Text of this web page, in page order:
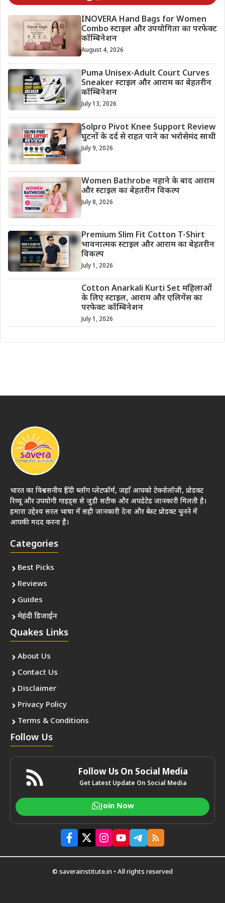
INOVERA Hand Bags for Women
Combo स्टाइल और उपयोगिता का परफेक्ट
कॉम्बिनेशन
August 4, 2026
Puma Unisex-Adult Court Curves
Sneaker स्टाइल और आराम का बेहतरीन
कॉम्बिनेशन
July 13, 2026
Solpro Pivot Knee Support Review
घुटनों के दर्द से राहत पाने का भरोसेमंद साथी
July 9, 2026
Women Bathrobe नहाने के बाद आराम
और स्टाइल का बेहतरीन विकल्प
July 8, 2026
Premium Slim Fit Cotton T-Shirt
भावनात्मक स्टाइल और आराम का बेहतरीन
विकल्प
July 1, 2026
Cotton Anarkali Kurti Set महिलाओं
के लिए स्टाइल, आराम और एलिगेंस का
परफेक्ट कॉम्बिनेशन
July 1, 2026
भारत का विश्वसनीय हिंदी ब्लॉग प्लेटफॉर्म, जहाँ आपको टेक्नोलॉजी, प्रोडक्ट
रिव्यू और उपयोगी गाइड्स से जुड़ी सटीक और अपडेटेड जानकारी मिलती है।
हमारा उद्देश्य सरल भाषा में सही जानकारी देना और बेस्ट प्रोडक्ट चुनने में
आपकी मदद करना है।
Categories
Best Picks
Reviews
Guides
मेहंदी डिजाईन
Quakes Links
About Us
Contact Us
Disclaimer
Privacy Policy
Terms & Conditions
Follow Us
Follow Us On Social Media
Get Latest Update On Social Media
Join Now
© saverainstitute.in • All rights reserved